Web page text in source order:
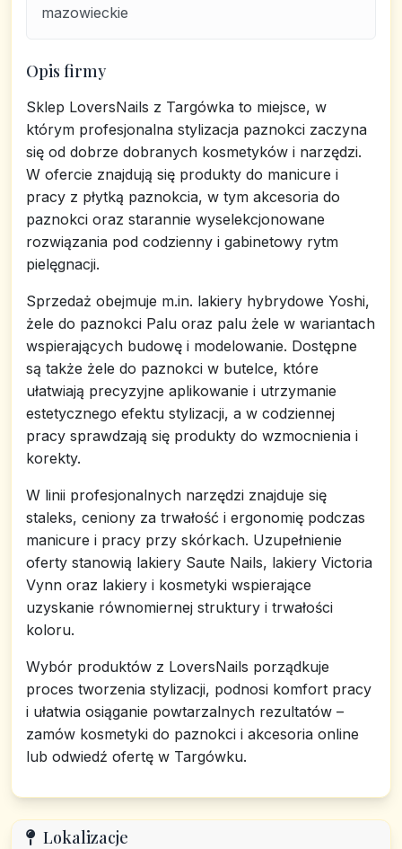
mazowieckie
Opis firmy
Sklep LoversNails z Targówka to miejsce, w
którym profesjonalna stylizacja paznokci zaczyna
się od dobrze dobranych kosmetyków i narzędzi.
W ofercie znajdują się produkty do manicure i
pracy z płytką paznokcia, w tym akcesoria do
paznokci oraz starannie wyselekcjonowane
rozwiązania pod codzienny i gabinetowy rytm
pielęgnacji.
Sprzedaż obejmuje m.in. lakiery hybrydowe Yoshi,
żele do paznokci Palu oraz palu żele w wariantach
wspierających budowę i modelowanie. Dostępne
są także żele do paznokci w butelce, które
ułatwiają precyzyjne aplikowanie i utrzymanie
estetycznego efektu stylizacji, a w codziennej
pracy sprawdzają się produkty do wzmocnienia i
korekty.
W linii profesjonalnych narzędzi znajduje się
staleks, ceniony za trwałość i ergonomię podczas
manicure i pracy przy skórkach. Uzupełnienie
oferty stanowią lakiery Saute Nails, lakiery Victoria
Vynn oraz lakiery i kosmetyki wspierające
uzyskanie równomiernej struktury i trwałości
koloru.
Wybór produktów z LoversNails porządkuje
proces tworzenia stylizacji, podnosi komfort pracy
i ułatwia osiąganie powtarzalnych rezultatów –
zamów kosmetyki do paznokci i akcesoria online
lub odwiedź ofertę w Targówku.
Lokalizacje